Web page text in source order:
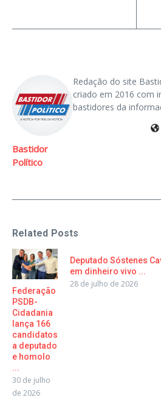
Bastidor
Político
Redação do site
criado em 2016 com
bastidores da
Related Posts
Federação
PSDB-
Cidadania
lança 166
candidatos
a deputado
e homolo
...
30 de julho
de 2026
Deputado Sóstenes
em dinheiro vivo ...
28 de julho de 2026